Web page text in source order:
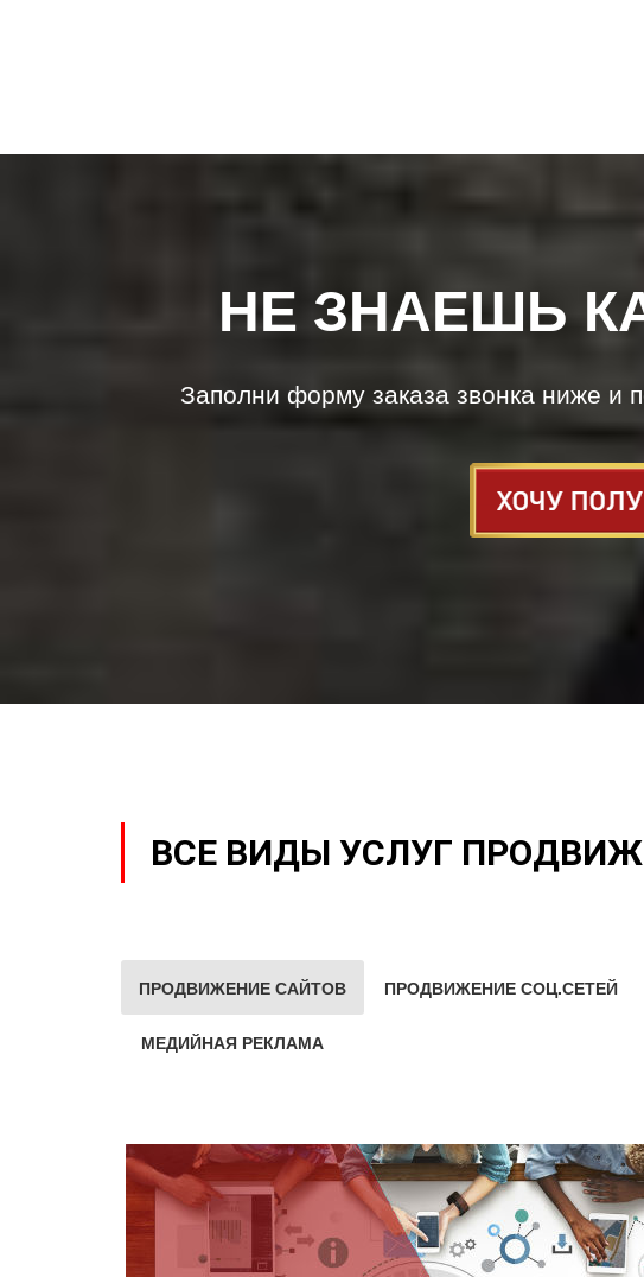
НЕ ЗНАЕШЬ
Заполни форму заказа звонка ниже и
ВСЕ ВИДЫ УСЛУГ
ПРОДВИЖЕНИЕ САЙТОВ ПРОДВИЖЕНИЕ СОЦ.СЕТЕЙ
МЕДИЙНАЯ РЕКЛАМА